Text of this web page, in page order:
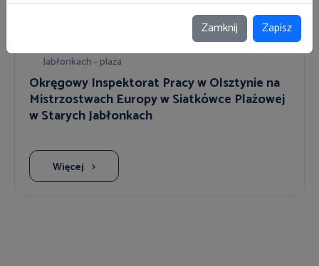
Mistrzostwa Europy w Siatkówce Plażowej w Starych
Jabłonkach - plaża
Okręgowy Inspektorat Pracy w Olsztynie na
Mistrzostwach Europy w Siatkówce Plażowej
w Starych Jabłonkach
Więcej
Zamknij Zapisz